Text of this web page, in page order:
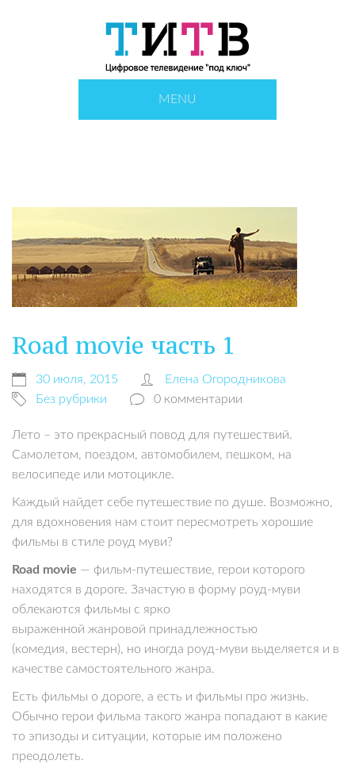
MENU
Road movie часть 1
30 июля, 2015
Елена Огородникова
Без рубрики
0 комментарии
Лето – это прекрасный повод для путешествий.
Самолетом, поездом, автомобилем, пешком, на
велосипеде или мотоцикле.
Каждый найдет себе путешествие по душе. Возможно,
для вдохновения нам стоит пересмотреть хорошие
фильмы в стиле роуд муви?
Road movie — фильм-путешествие, герои которого
находятся в дороге. Зачастую в форму роуд-муви
облекаются фильмы с ярко
выраженной жанровой принадлежностью
(комедия, вестерн), но иногда роуд-муви выделяется и в
качестве самостоятельного жанра.
Есть фильмы о дороге, а есть и фильмы про жизнь.
Обычно герои фильма такого жанра попадают в какие
то эпизоды и ситуации, которые им положено
преодолеть.